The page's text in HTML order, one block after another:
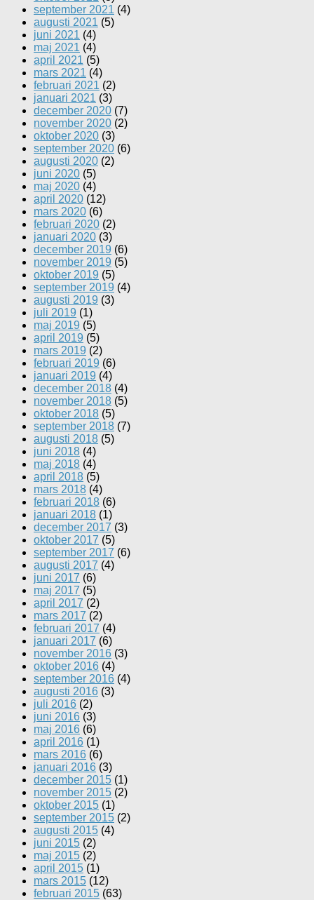
september 2021 (4)
augusti 2021 (5)
juni 2021 (4)
maj 2021 (4)
april 2021 (5)
mars 2021 (4)
februari 2021 (2)
januari 2021 (3)
december 2020 (7)
november 2020 (2)
oktober 2020 (3)
september 2020 (6)
augusti 2020 (2)
juni 2020 (5)
maj 2020 (4)
april 2020 (12)
mars 2020 (6)
februari 2020 (2)
januari 2020 (3)
december 2019 (6)
november 2019 (5)
oktober 2019 (5)
september 2019 (4)
augusti 2019 (3)
juli 2019 (1)
maj 2019 (5)
april 2019 (5)
mars 2019 (2)
februari 2019 (6)
januari 2019 (4)
december 2018 (4)
november 2018 (5)
oktober 2018 (5)
september 2018 (7)
augusti 2018 (5)
juni 2018 (4)
maj 2018 (4)
april 2018 (5)
mars 2018 (4)
februari 2018 (6)
januari 2018 (1)
december 2017 (3)
oktober 2017 (5)
september 2017 (6)
augusti 2017 (4)
juni 2017 (6)
maj 2017 (5)
april 2017 (2)
mars 2017 (2)
februari 2017 (4)
januari 2017 (6)
november 2016 (3)
oktober 2016 (4)
september 2016 (4)
augusti 2016 (3)
juli 2016 (2)
juni 2016 (3)
maj 2016 (6)
april 2016 (1)
mars 2016 (6)
januari 2016 (3)
december 2015 (1)
november 2015 (2)
oktober 2015 (1)
september 2015 (2)
augusti 2015 (4)
juni 2015 (2)
maj 2015 (2)
april 2015 (1)
mars 2015 (12)
februari 2015 (63)